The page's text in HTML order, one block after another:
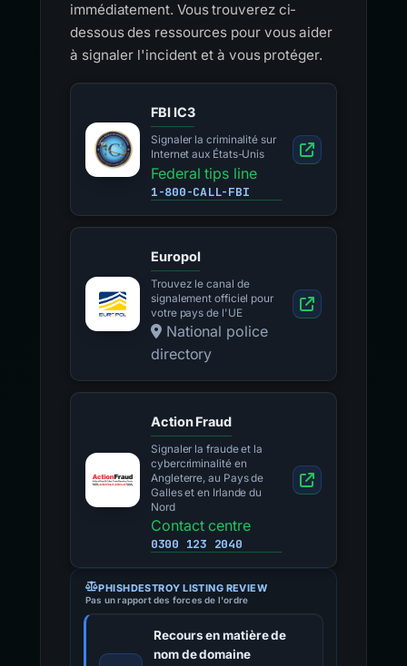
immédiatement. Vous trouverez ci-
dessous des ressources pour vous aider
à signaler l'incident et à vous protéger.
FBI IC3
Signaler la criminalité sur
Internet aux États-Unis
Federal tips line
1-800-CALL-FBI
Europol
Trouvez le canal de
signalement officiel pour
votre pays de l'UE
National police
directory
Action Fraud
Signaler la fraude et la
cybercriminalité en
Angleterre, au Pays de
Galles et en Irlande du
Nord
Contact centre
0300 123 2040
PHISHDESTROY LISTING REVIEW
Pas un rapport des forces de l'ordre
Recours en matière de
nom de domaine